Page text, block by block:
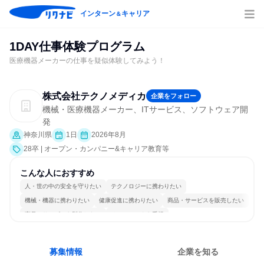
インターン＆キャリア
1DAY仕事体験プログラム
医療機器メーカーの仕事を疑似体験してみよう！
株式会社テクノメディカ 企業をフォロー
機械・医療機器メーカー、ITサービス、ソフトウェア開
発
神奈川県 1日
2026年8月
28卒 | オープン・カンパニー&キャリア教育等
こんな人におすすめ
人・世の中の安全を守りたい テクノロジーに携わりたい
機械・機器に携わりたい 健康促進に携わりたい 商品・サービスを販売したい
商品・サービスを製作したい チームワークを重視
募集情報 企業を知る